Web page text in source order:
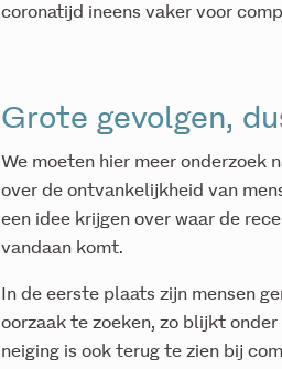
coronatijd ineens vaker voor
Grote gevolgen,
We moeten hier meer onderzoek
over de ontvankelijkheid van
een idee krijgen over waar de
vandaan komt.
In de eerste plaats zijn mensen
oorzaak te zoeken, zo blijkt
neiging is ook terug te zien bij